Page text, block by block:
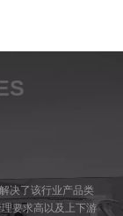
决了该行业产品类
要求高以及上下游